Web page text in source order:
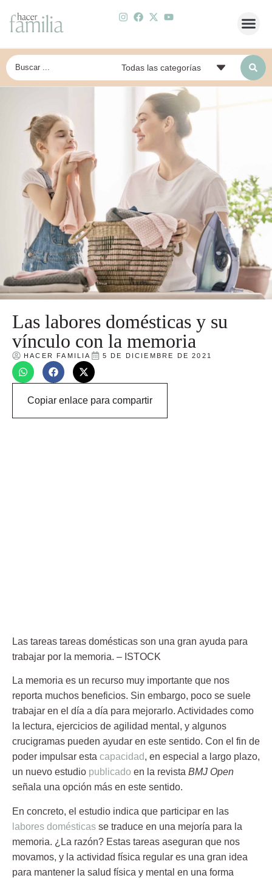
Las labores domésticas y su
vínculo con la memoria
HACER FAMILIA 5 DE DICIEMBRE DE 2021
Copiar enlace para compartir
Las tareas tareas domésticas son una gran ayuda para
trabajar por la memoria. – ISTOCK
La memoria es un recurso muy importante que nos
reporta muchos beneficios. Sin embargo, poco se suele
trabajar en el día a día para mejorarlo. Actividades como
la lectura, ejercicios de agilidad mental, y algunos
crucigramas pueden ayudar en este sentido. Con el fin de
poder impulsar esta capacidad, en especial a largo plazo,
un nuevo estudio publicado en la revista BMJ Open
señala una opción más en este sentido.
En concreto, el estudio indica que participar en las
labores domésticas se traduce en una mejoría para la
memoria. ¿La razón? Estas tareas aseguran que nos
movamos, y la actividad física regular es una gran idea
para mantener la salud física y mental en una forma